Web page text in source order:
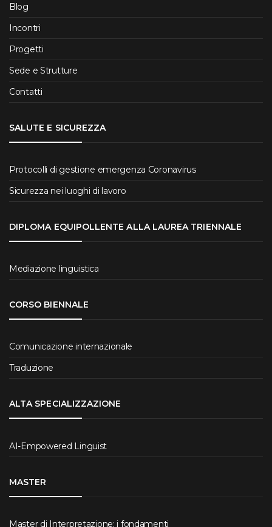
Blog
Incontri
Progetti
Sede e Strutture
Contatti
SALUTE E SICUREZZA
Protocolli di gestione emergenza Coronavirus
Sicurezza nei luoghi di lavoro
DIPLOMA EQUIPOLLENTE ALLA LAUREA TRIENNALE
Mediazione linguistica
CORSO BIENNALE
Comunicazione internazionale
Traduzione
ALTA SPECIALIZZAZIONE
AI-Empowered Linguist
MASTER
Master di Interpretazione: i fondamenti